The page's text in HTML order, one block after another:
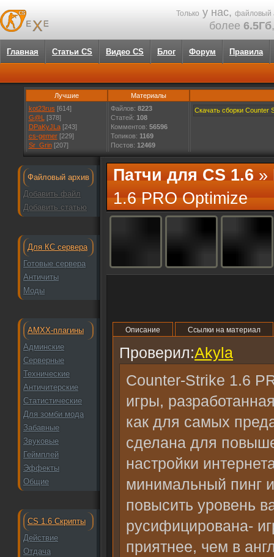
Только у нас, файловый
более 6.5Гб
Главная Статьи CS Видео CS Блог Форум Правила
Лучшие
kot23rus [614]
G@L
[378]
DPaKyJLa[243]
cs-gemer[229]
Sr_Grin[207]
Материалы
Файлов: 8223
Статей: 108
Комментов: 56596
Топиков: 1169
Постов: 12469
Скачать сборки Counter
Файловый архив
Добавить файл
Добавить статью
Для КС сервера
Готовые сервера
Античиты
Моды
AMXX-плагины
Админские
Серверные
Технические
Античитерские
Статистические
Для зомби мода
Забавные
Звуковые
Геймплей
Эффекты
Общие
CS 1.6 Скрипты
Действие
Отдача
Патчи для CS 1.6 »
1.6 PRO Optimize
Описание Ссылки на материал
Проверил:Akyla
Counter-Strike 1.6
игры,
как для самых
сделана для
настройки
минимальный пинг
повысить уровень
русифицирована-
приятнее, чем в